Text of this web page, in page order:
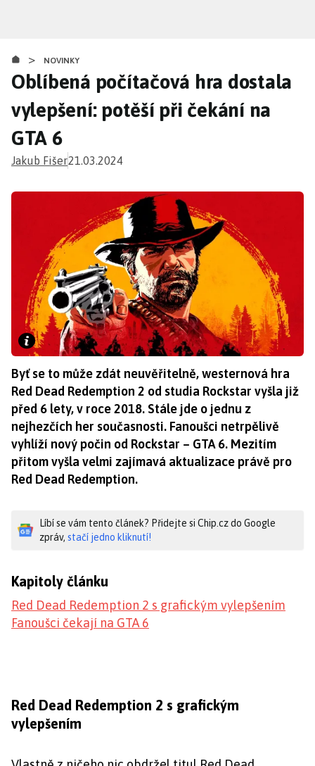
obsahu
> NOVINKY
Oblíbená počítačová hra dostala
vylepšení: potěší při čekání na
GTA 6
Jakub Fišer21.03.2024
Byť se to může zdát neuvěřitelně, westernová hra
Red Dead Redemption 2 od studia Rockstar vyšla již
před 6 lety, v roce 2018. Stále jde o jednu z
nejhezčích her současnosti. Fanoušci netrpělivě
vyhlíží nový počin od Rockstar – GTA 6. Mezitím
přitom vyšla velmi zajímavá aktualizace právě pro
Red Dead Redemption.
Líbí se vám tento článek? Přidejte si Chip.cz do Google
zpráv, stačí jedno kliknutí!
Kapitoly článku
Red Dead Redemption 2 s grafickým vylepšením
Fanoušci čekají na GTA 6
Red Dead Redemption 2 s grafickým
vylepšením